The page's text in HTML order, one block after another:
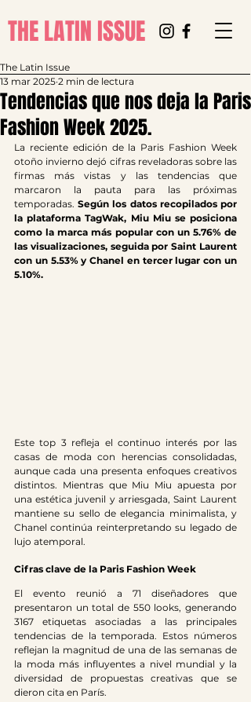
THE LATIN ISSUE
Tendencias que nos deja la Paris
Fashion Week 2025.
The Latin Issue
13 mar 2025 2 min de lectura
La reciente edición de la Paris Fashion Week
otoño invierno dejó cifras reveladoras sobre las
firmas más vistas y las tendencias que
marcaron la pauta para las próximas
temporadas. Según los datos recopilados por
la plataforma TagWak, Miu Miu se posiciona
como la marca más popular con un 5.76% de
las visualizaciones, seguida por Saint Laurent
con un 5.53% y Chanel en tercer lugar con un
5.10%.
Este top 3 refleja el continuo interés por las
casas de moda con herencias consolidadas,
aunque cada una presenta enfoques creativos
distintos. Mientras que Miu Miu apuesta por
una estética juvenil y arriesgada, Saint Laurent
mantiene su sello de elegancia minimalista, y
Chanel continúa reinterpretando su legado de
lujo atemporal.
Cifras clave de la Paris Fashion Week
El evento reunió a 71 diseñadores que
presentaron un total de 550 looks, generando
3167 etiquetas asociadas a las principales
tendencias de la temporada. Estos números
reflejan la magnitud de una de las semanas de
la moda más influyentes a nivel mundial y la
diversidad de propuestas creativas que se
dieron cita en París.